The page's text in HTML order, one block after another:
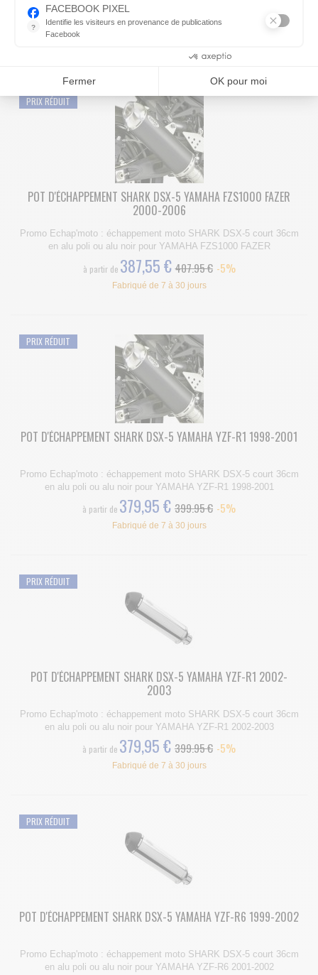
en alu poli ou alu noir pour FZS600 FAZER
à partir de387,55 € 407.95 € -5%
PRIX RÉDUIT
POT D'ÉCHAPPEMENT SHARK DSX-5 YAMAHA FZS1000 FAZER
2000-2006
Promo Echap'moto : échappement moto SHARK DSX-5 court 36cm
en alu poli ou alu noir pour YAMAHA FZS1000 FAZER
à partir de 387,55 € 407.95 € -5%
Fabriqué de 7 à 30 jours
PRIX RÉDUIT
POT D'ÉCHAPPEMENT SHARK DSX-5 YAMAHA YZF-R1 1998-2001
Promo Echap'moto : échappement moto SHARK DSX-5 court 36cm
en alu poli ou alu noir pour YAMAHA YZF-R1 1998-2001
à partir de 379,95 € 399.95 € -5%
Fabriqué de 7 à 30 jours
PRIX RÉDUIT
POT D'ÉCHAPPEMENT SHARK DSX-5 YAMAHA YZF-R1 2002-
2003
Promo Echap'moto : échappement moto SHARK DSX-5 court 36cm
en alu poli ou alu noir pour YAMAHA YZF-R1 2002-2003
à partir de 379,95 € 399.95 € -5%
Fabriqué de 7 à 30 jours
PRIX RÉDUIT
POT D'ÉCHAPPEMENT SHARK DSX-5 YAMAHA YZF-R6 1999-2002
Promo Echap'moto : échappement moto SHARK DSX-5 court 36cm
en alu poli ou alu noir pour YAMAHA YZF-R6 2001-2002
?
FACEBOOK PIXEL
Identifie les visiteurs en provenance de publications
Facebook
Fermer OK pour moi